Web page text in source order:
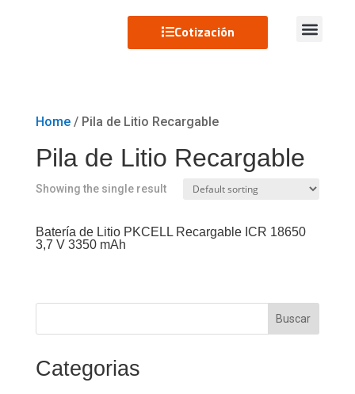
Cotización
Home/ Pila de Litio Recargable
Pila de Litio Recargable
Showing the single result
Batería de Litio PKCELL Recargable ICR 18650
3,7 V 3350 mAh
Buscar
Categorias